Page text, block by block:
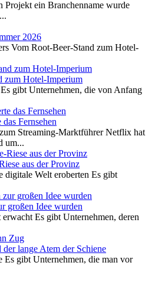
Projekt ein Branchenname wurde
2026
Vom Root-Beer-Stand zum Hotel-
zum Hotel-Imperium
gibt Unternehmen, die von Anfang
Fernsehen
Streaming-Marktführer Netflix hat
um...
aus der Provinz
digitale Welt eroberten Es gibt
großen Idee wurden
Es gibt Unternehmen, deren
lange Atem der Schiene
Es gibt Unternehmen, die man vor